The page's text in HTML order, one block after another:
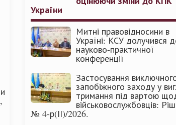
України
Митні правовідносини в
Україні: КСУ долучився
науково-практичної
конференції
Застосування
запобіжного заходу у
тримання під вартою
військовослужбовців:
№ 4-р(ІІ)/2026.